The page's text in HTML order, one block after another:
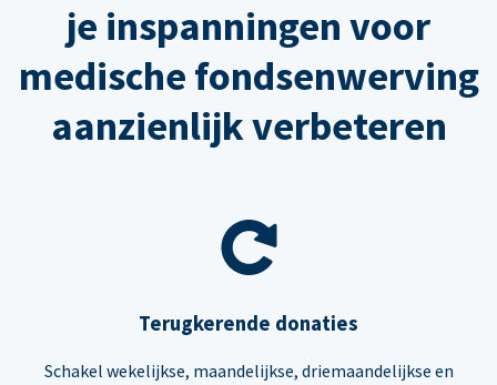
je inspanningen voor
medische fondsenwerving
aanzienlijk verbeteren
Terugkerende donaties
Schakel wekelijkse, maandelijkse, driemaandelijkse en